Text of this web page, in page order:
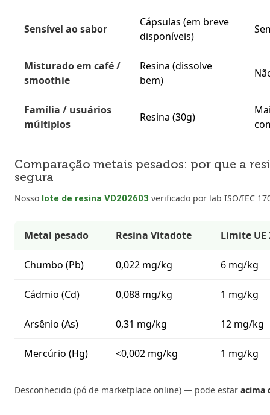
Sensível ao sabor
Cápsulas (em breve
disponíveis)
Misturado em café /
smoothie
Resina (dissolve
bem)
Família / usuários
múltiplos
Resina (30g)
Comparação metais pesados: por que a
segura
Nosso lote de resina VD202603 verificado por lab ISO/IEC
Metal pesado Resina Vitadote Limite UE
Chumbo (Pb) 0,022 mg/kg 6 mg/kg
Cádmio (Cd) 0,088 mg/kg 1 mg/kg
Arsênio (As) 0,31 mg/kg 12 mg/kg
Mercúrio (Hg) <0,002 mg/kg 1 mg/kg
Desconhecido (pó de marketplace online) — pode estar acima